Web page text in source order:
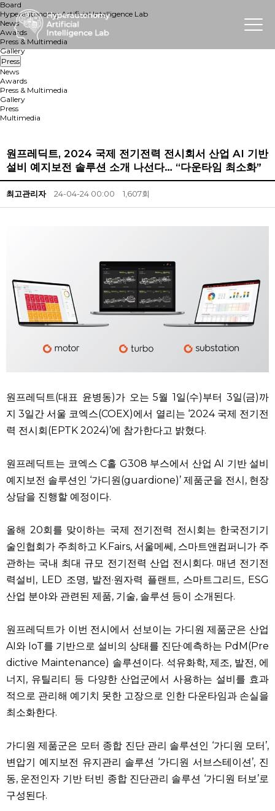
Board
Hyperautonomy Artificial Intelligence Lab
News
Awards
Press & Multimedia
Gallery
Press
News
Awards
Press & Multimedia
Gallery
Press
Multimedia
원프레딕트, 2024 국제 전기전력 전시회서 산업 AI 기반
설비 예지보전 솔루션 소개 나선다… “다운타임 최소화”
최고관리자 24-04-24 00:00 1,607회
원프레딕트(대표 윤병동)가 오는 5월 1일(수)부터 3일(금)까
지 3일간 서울 코엑스(COEX)에서 열리는 ‘2024 국제 전기전
력 전시회(EPTK 2024)’에 참가한다고 밝혔다.
원프레딕트는 코엑스 C홀 G308 부스에서 산업 AI 기반 설비
예지보전 솔루션인 ‘가디원(guardione)’ 제품군을 전시, 현장
상담을 진행할 예정이다.
올해 20회를 맞이하는 국제 전기전력 전시회는 한국전기기
술인협회가 주최하고 K.Fairs, 서울메쎄, 스마트앤컴퍼니가 주
관하는 국내 최대 규모 전기전력 산업 전시회다. 매년 전기전
력설비, LED 조명, 발전·원자력 플랜트, 스마트그리드, ESG
산업 분야와 관련된 제품, 기술, 솔루션 등이 소개된다.
원프레딕트가 이번 전시에서 선보이는 가디원 제품군은 산업
AI와 IoT를 기반으로 설비의 상태를 진단·예측하는 PdM(Pre
dictive Maintenance) 솔루션이다. 석유화학, 제조, 발전, 에
너지, 유틸리티 등 다양한 산업군에서 사용하는 설비를 효과
적으로 관리해 예기치 못한 고장으로 인한 다운타임과 손실을
최소화한다.
가디원 제품군은 모터 종합 진단 관리 솔루션인 ‘가디원 모터’,
변압기 예지보전 유지관리 솔루션 ‘가디원 서브스테이션’, 진
동, 운전인자 기반 터빈 종합 진단관리 솔루션 ‘가디원 터보’로
구성된다.